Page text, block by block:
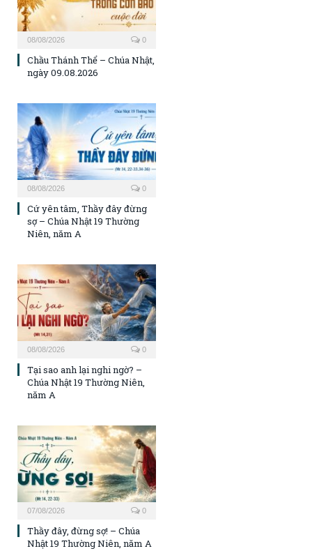
08/08/2026 0
Chầu Thánh Thể – Chúa Nhật,
ngày 09.08.2026
08/08/2026 0
Cứ yên tâm, Thầy đây đừng
sợ – Chúa Nhật 19 Thường
Niên, năm A
08/08/2026 0
Tại sao anh lại nghi ngờ? –
Chúa Nhật 19 Thường Niên,
năm A
07/08/2026 0
Thầy đây, đừng sợ! – Chúa
Nhật 19 Thường Niên, năm A